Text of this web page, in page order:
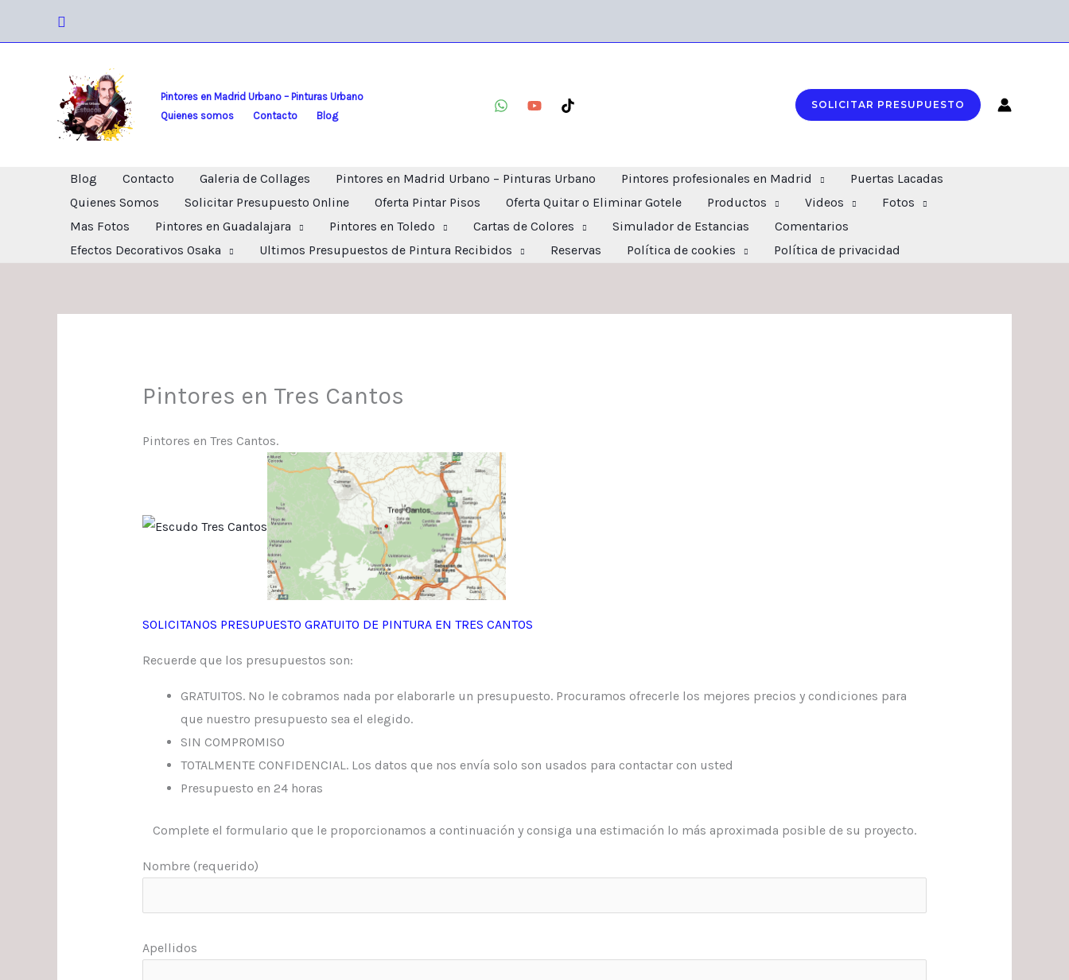
Buscar
Pintores en Madrid Urbano – Pinturas Urbano
Quienes somos
Contacto Blog
SOLICITAR PRESUPUESTO
Blog Contacto Galeria de Collages Pintores en Madrid Urbano – Pinturas Urbano Pintores profesionales en Madrid
Puertas Lacadas
Quienes Somos
Solicitar Presupuesto Online Oferta Pintar Pisos Oferta Quitar o Eliminar Gotele Productos Videos
Fotos
Mas Fotos
Pintores en Guadalajara Pintores en Toledo Cartas de Colores Simulador de Estancias
Comentarios
Efectos Decorativos Osaka
Ultimos Presupuestos de Pintura Recibidos Reservas Política de cookies Política de privacidad
Pintores en Tres Cantos
Pintores en Tres Cantos.
SOLICITANOS PRESUPUESTO GRATUITO DE PINTURA EN TRES CANTOS
Recuerde que los presupuestos son:
GRATUITOS. No le cobramos nada por elaborarle un presupuesto. Procuramos ofrecerle los mejores precios y condiciones para
que nuestro presupuesto sea el elegido.
SIN COMPROMISO
TOTALMENTE CONFIDENCIAL. Los datos que nos envía solo son usados para contactar con usted
Presupuesto en 24 horas
Complete el formulario que le proporcionamos a continuación y consiga una estimación lo más aproximada posible de su proyecto.
Nombre (requerido)
Apellidos